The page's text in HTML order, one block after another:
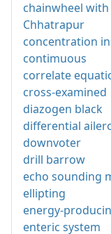
chainwheel
Chhatrapur
concentration
contimuous
correlate
cross-examined
diazogen black
differential
downvoter
drill barrow
echo sounding
ellipting
energy-
enteric system